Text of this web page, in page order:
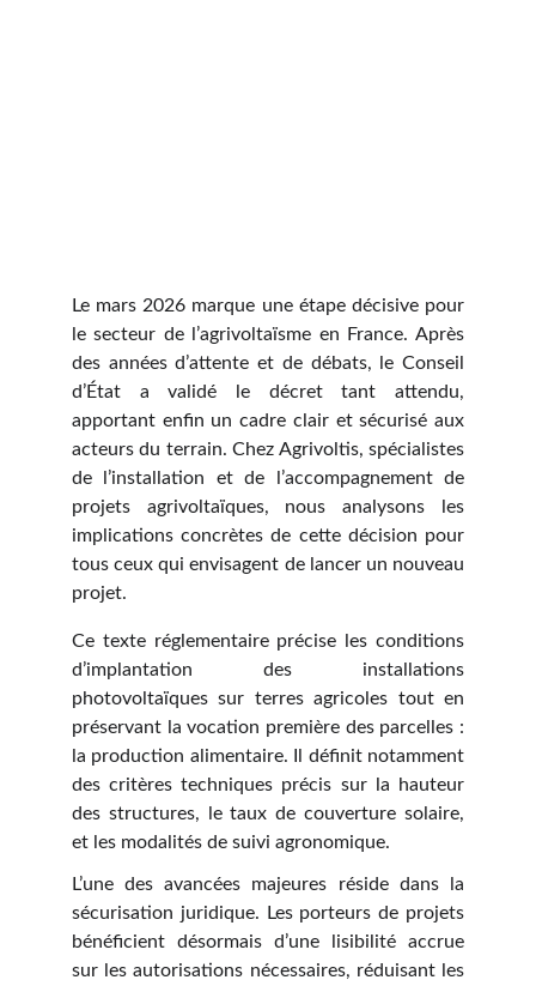
Le mars 2026 marque une étape décisive pour
le secteur de l’agrivoltaïsme en France. Après
des années d’attente et de débats, le Conseil
d’État a validé le décret tant attendu,
apportant enfin un cadre clair et sécurisé aux
acteurs du terrain. Chez Agrivoltis, spécialistes
de l’installation et de l’accompagnement de
projets agrivoltaïques, nous analysons les
implications concrètes de cette décision pour
tous ceux qui envisagent de lancer un nouveau
projet.
Ce texte réglementaire précise les conditions
d’implantation des installations
photovoltaïques sur terres agricoles tout en
préservant la vocation première des parcelles :
la production alimentaire. Il définit notamment
des critères techniques précis sur la hauteur
des structures, le taux de couverture solaire,
et les modalités de suivi agronomique.
L’une des avancées majeures réside dans la
sécurisation juridique. Les porteurs de projets
bénéficient désormais d’une lisibilité accrue
sur les autorisations nécessaires, réduisant les